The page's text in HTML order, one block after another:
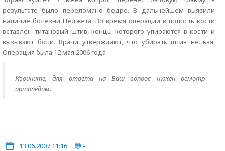
результате было переломано бедро. В дальнейшем выявили
наличие болезни Педжета. Во время операции в полость кости
вставлен титановый штив, концы которого упираются в кости и
вызывают боли. Врачи утверждают, что убирать штив нельзя.
Операция была 12 мая 2006 года
Извините, для ответа на Ваш вопрос нужен осмотр
ортопедом.
13.06.2007 11:16
-